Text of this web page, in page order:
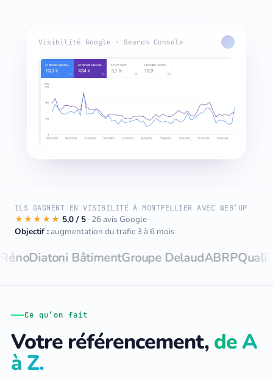
Visibilité Google · Search Console
ILS GAGNENT EN VISIBILITÉ À MONTPELLIER AVEC WEB’UP
★★★★★ 5,0 / 5 · 26 avis Google
Objectif :augmentation du trafic 3 à 6 mois
BâtimentGroupe DelaudABRPQuali Toiture
Ce qu’on fait
Votre référencement,de A
à Z.